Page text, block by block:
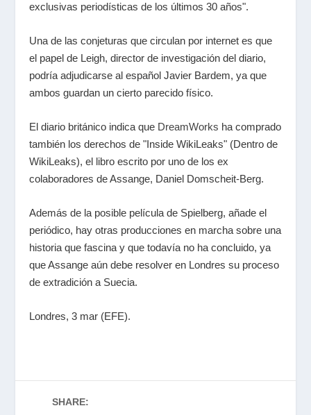
exclusivas periodísticas de los últimos 30 años".
Una de las conjeturas que circulan por internet es que
el papel de Leigh, director de investigación del diario,
podría adjudicarse al español Javier Bardem, ya que
ambos guardan un cierto parecido físico.
El diario británico indica que DreamWorks ha comprado
también los derechos de "Inside WikiLeaks" (Dentro de
WikiLeaks), el libro escrito por uno de los ex
colaboradores de Assange, Daniel Domscheit-Berg.
Además de la posible película de Spielberg, añade el
periódico, hay otras producciones en marcha sobre una
historia que fascina y que todavía no ha concluido, ya
que Assange aún debe resolver en Londres su proceso
de extradición a Suecia.
Londres, 3 mar (EFE).
SHARE: